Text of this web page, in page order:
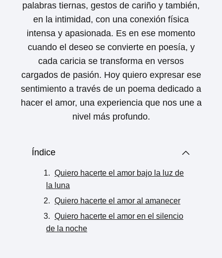
palabras tiernas, gestos de cariño y también,
en la intimidad, con una conexión física
intensa y apasionada. Es en ese momento
cuando el deseo se convierte en poesía, y
cada caricia se transforma en versos
cargados de pasión. Hoy quiero expresar ese
sentimiento a través de un poema dedicado a
hacer el amor, una experiencia que nos une a
nivel más profundo.
Índice
Quiero hacerte el amor bajo la luz de
la luna
Quiero hacerte el amor al amanecer
Quiero hacerte el amor en el silencio
de la noche